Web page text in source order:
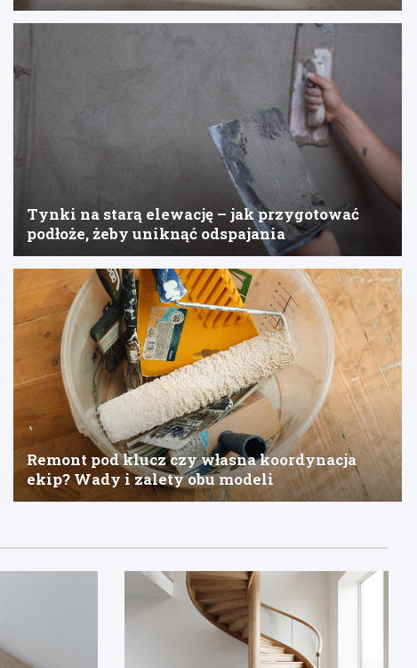
Tynki na starą elewację – jak przygotować
podłoże, żeby uniknąć odspajania
Remont pod klucz czy własna koordynacja
ekip? Wady i zalety obu modeli